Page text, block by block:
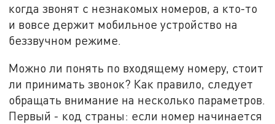
когда звонят с незнакомых номеров, а кто-то
и вовсе держит мобильное устройство на
беззвучном режиме.
Можно ли понять по входящему номеру, стоит
ли принимать звонок? Как правило, следует
обращать внимание на несколько параметров.
Первый - код страны: если номер начинается